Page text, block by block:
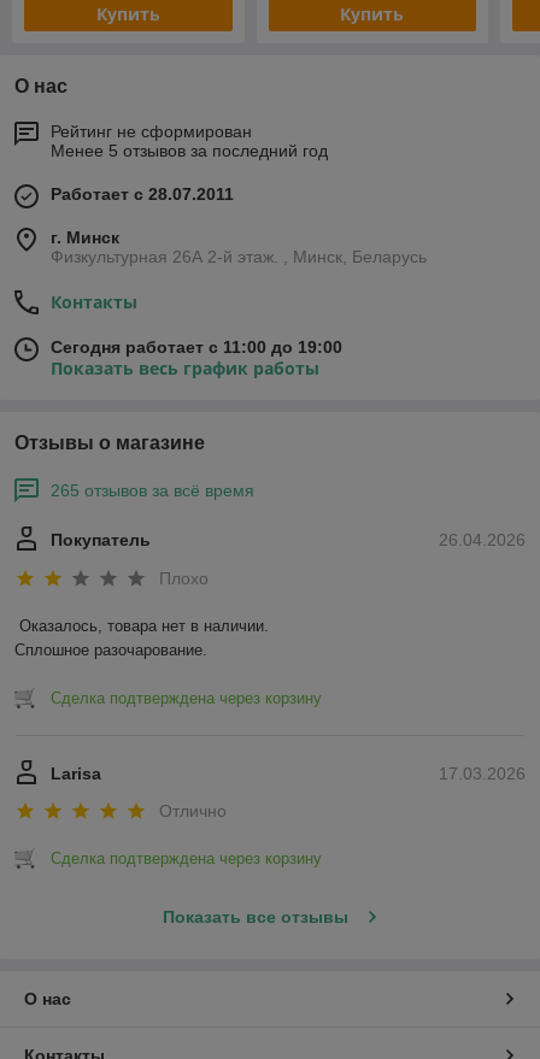
Купить Купить
О нас
Рейтинг не сформирован
Менее 5 отзывов за последний год
Работает с 28.07.2011
г. Минск
Физкультурная 26А 2-й этаж. , Минск, Беларусь
Контакты
Сегодня работает с 11:00 до 19:00
Показать весь график работы
Отзывы о магазине
265 отзывов за всё время
26.04.2026
Покупатель
Плохо
Оказалось, товара нет в наличии.
Сплошное разочарование.
Сделка подтверждена через корзину
17.03.2026
Larisa
Отлично
Сделка подтверждена через корзину
Показать все отзывы
О нас